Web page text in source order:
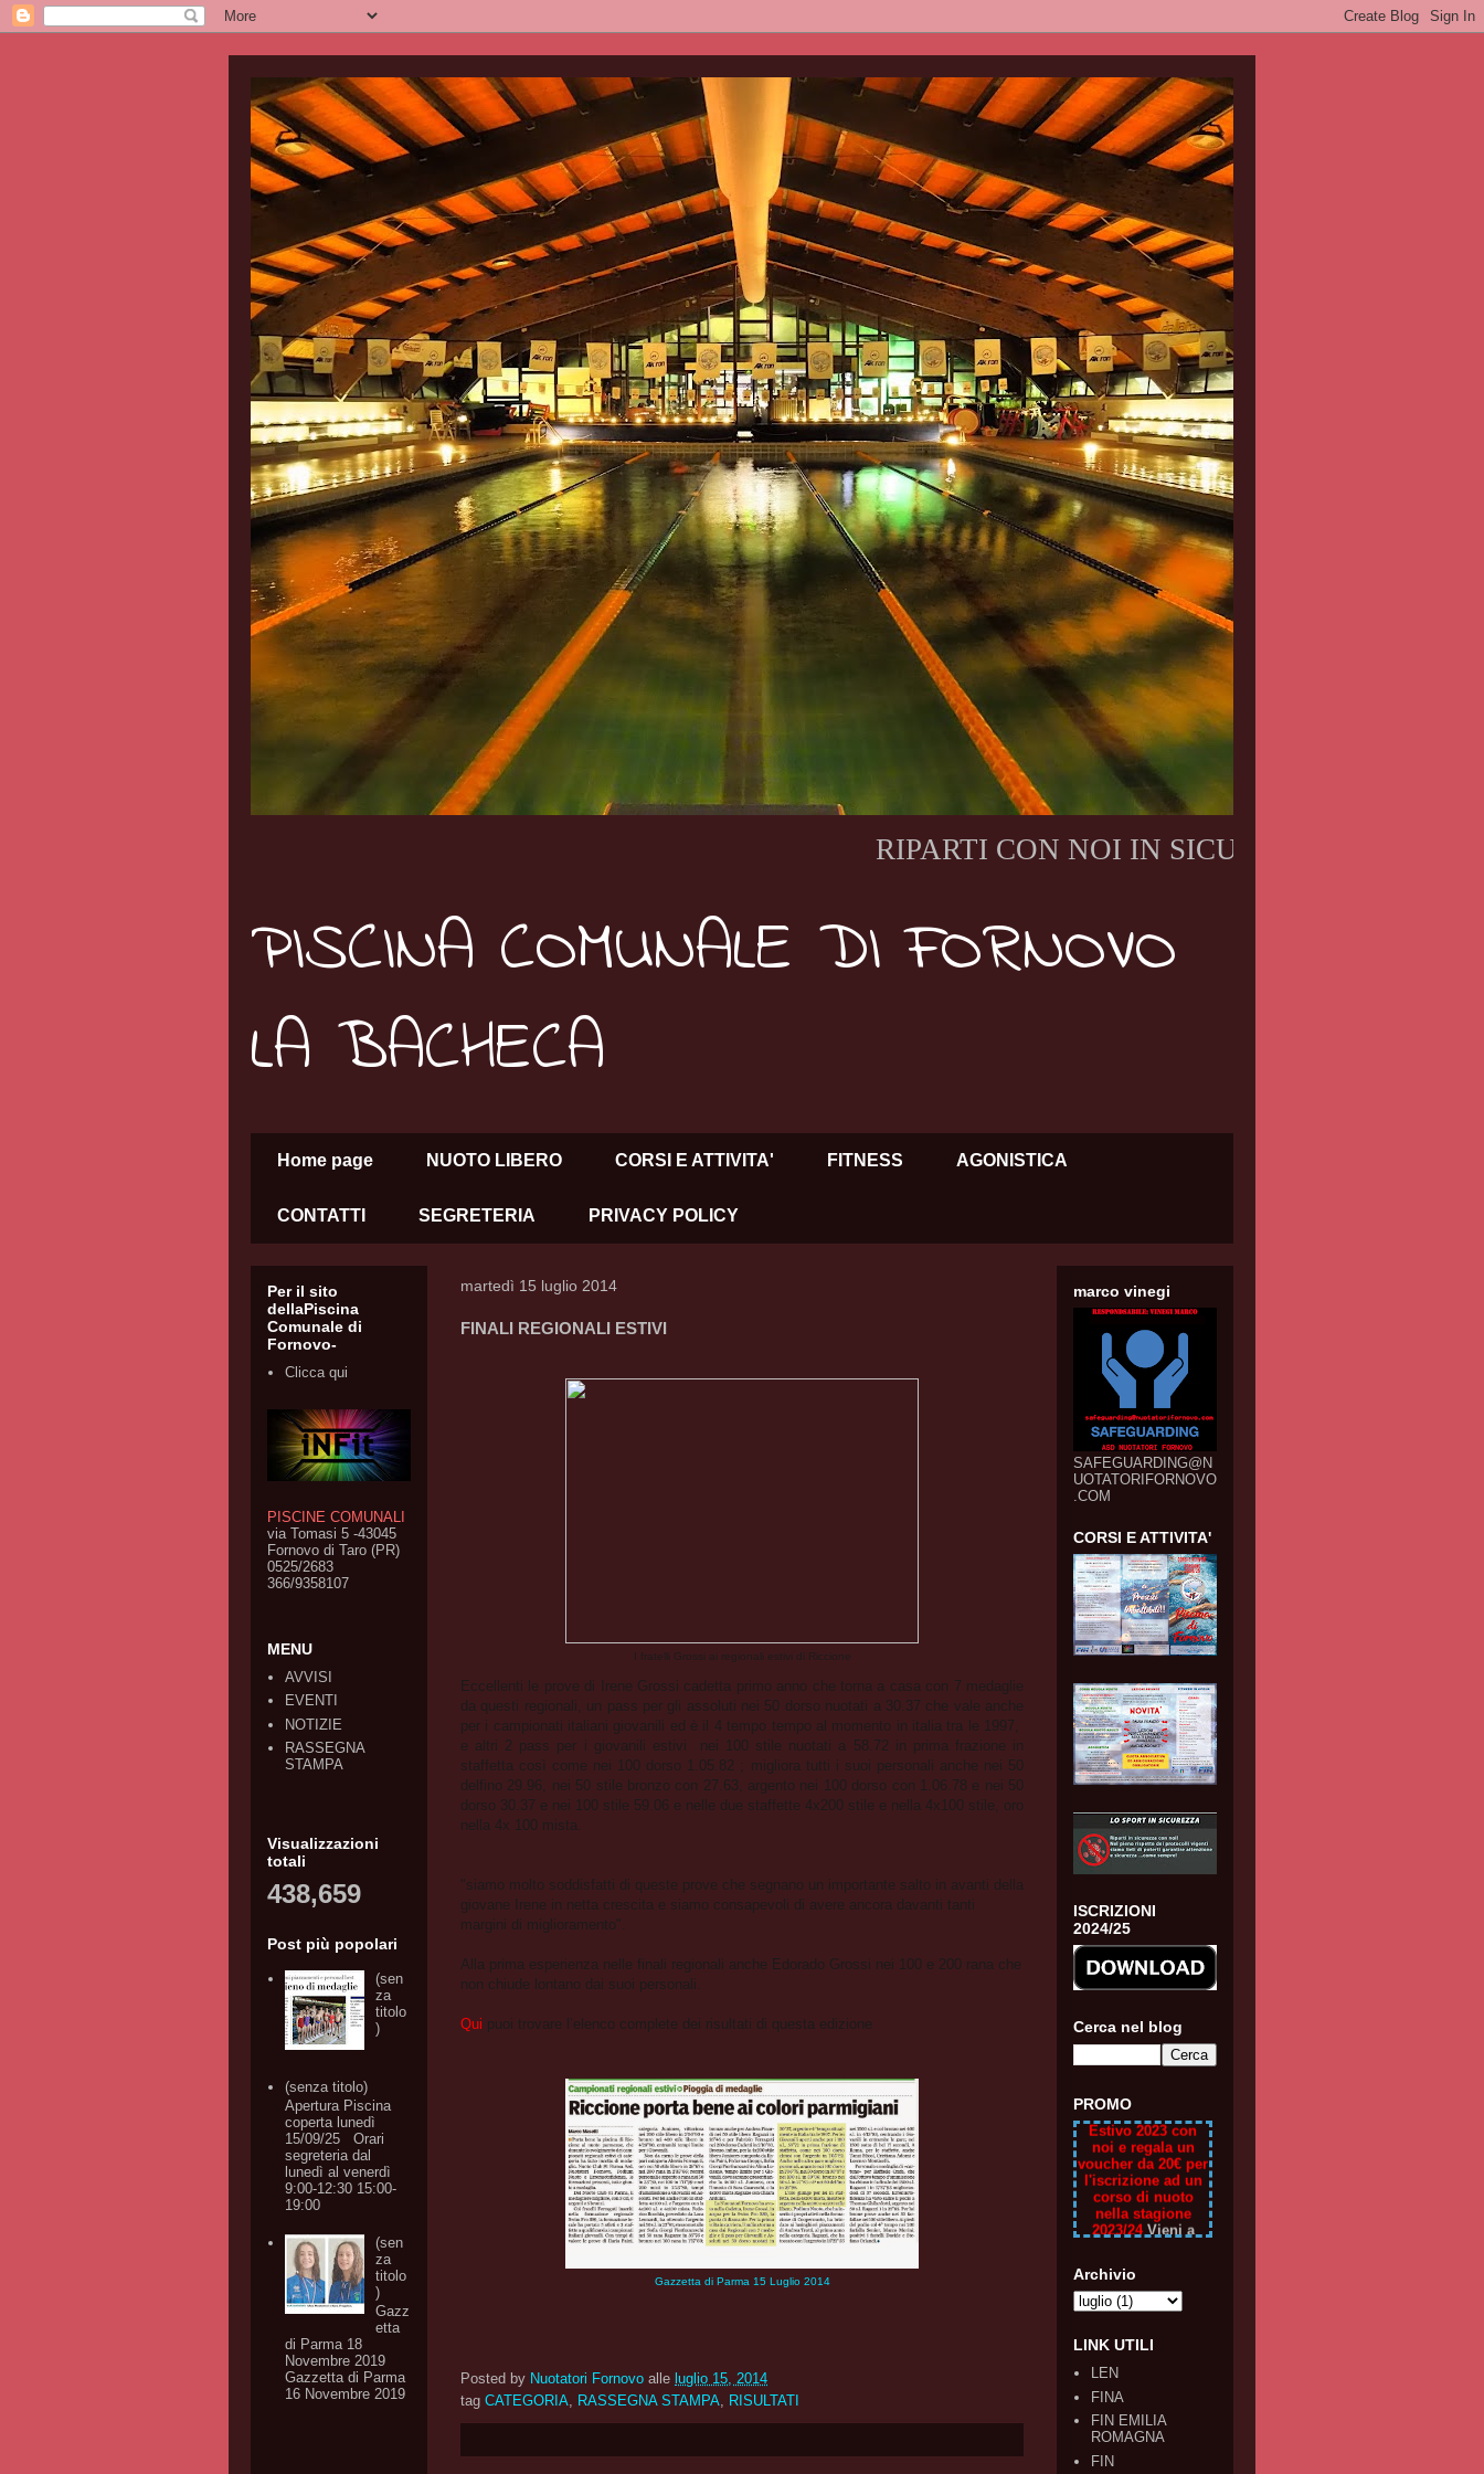
RIPARTI CON NOI IN SICUREZZA!!!! Vieni a
PISCINA COMUNALE DI FORNOVO
LA BACHECA
Home page NUOTO LIBERO CORSI E ATTIVITA' FITNESS AGONISTICA
CONTATTI SEGRETERIA PRIVACY POLICY
martedì 15 luglio 2014
FINALI REGIONALI ESTIVI
I fratelli Grossi ai regionali estivi di Riccione
Eccellenti le prove di Irene Grossi cadetta primo anno che torna a casa con 7 medaglie
da questi regionali, un pass per gli assoluti nei 50 dorso nuotati a 30.37 che vale anche
per i campionati italiani giovanili ed è il 4 tempo tempo al momento in italia tra le 1997,
e altri 2 pass per i giovanili estivi nei 100 stile nuotati a 58.72 in prima frazione in
staffetta così come nei 100 dorso 1.05.82 ; migliora tutti i suoi personali anche nei 50
delfino 29.96, nei 50 stile bronzo con 27.63, argento nei 100 dorso con 1.06.78 e nei 50
dorso 30.37 e nei 100 stile 59.06 e nelle due staffette 4x200 stile e nella 4x100 stile, oro
nella 4x 100 mista.
"siamo molto soddisfatti di queste prove che segnano un importante salto in avanti della
giovane Irene in netta crescita e siamo consapevoli di avere ancora davanti tanti
margini di miglioramento".
Alla prima esperienza nelle finali regionali anche Edorado Grossi nei 100 e 200 rana che
non chiude lontano dai suoi personali.
Qui puoi trovare l’elenco complete dei risultati di questa edizione
Gazzetta di Parma 15 Luglio 2014
Posted by Nuotatori Fornovo alle luglio 15, 2014
tag CATEGORIA RASSEGNA STAMPA RISULTATI
Per il sito
dellaPiscina
Comunale di
Fornovo-
Clicca qui
PISCINE COMUNALI
via Tomasi 5 -43045
Fornovo di Taro (PR)
0525/2683
366/9358107
MENU
AVVISI
EVENTI
NOTIZIE
RASSEGNA
STAMPA
Visualizzazioni
totali
438,659
Post più popolari
(sen
za
titolo
)
(senza titolo)
Apertura Piscina
coperta lunedì
15/09/25 Orari
segreteria dal
lunedì al venerdì
9:00-12:30 15:00-
19:00
(sen
za
titolo
)
Gazz
etta
di Parma 18
Novembre 2019
Gazzetta di Parma
16 Novembre 2019
marco vinegi
SAFEGUARDING@N
UOTATORIFORNOVO
.COM
CORSI E ATTIVITA'
ISCRIZIONI
2024/25
Cerca nel blog
PROMO
NUOTATORI
FORNOVO premia i
scelto il Centro
Estivo 2023 con
noi e regala un
voucher da 20€ per
l'iscrizione ad un
corso di nuoto
nella stagione
2023/24Vieni a
trovarci in piscina
VENERDI' oppure
chiama il
0525/2683 o scrivi
a
orifornovo.com
Archivio
LINK UTILI
LEN
FINA
FIN EMILIA
ROMAGNA
FIN